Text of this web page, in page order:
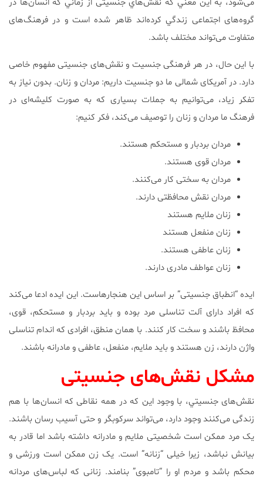
می‌شود، به اين معني که نقش‌هاي جنسیتی از زماني که انسان‌ها در
گروه‌های اجتماعی زندگي کرده‌اند ظاهر شده است و در فرهنگ‌های
متفاوت می‌تواند مختلف باشد.
با این حال، در هر فرهنگی جنسیت و نقش‌های جنسیتی مفهوم خاصی
دارد. در آمریکای شمالی ما دو جنسیت داریم: مردان و زنان. بدون نیاز به
تفکر زیاد، می‌توانیم به جملات بسیاری که به صورت کلیشه‌ای در
فرهنگ ما مردان و زنان را توصیف می‌کند، فکر کنیم:
مردان بردبار و مستحکم هستند.
مردان قوی هستند.
مردان به سختی کار می‌کنند.
مردان نقش محافظتی دارند.
زنان ملایم هستند
زنان منفعل هستند
زنان عاطفی هستند.
زنان عواطف مادری دارند.
ایده “انطباق جنسیتی” بر اساس این هنجارهاست. این ایده ادعا می‌کند
که افراد دارای آلت تناسلی مرد بوده و باید بردبار و مستحکم، قوی،
محافظ باشند و سخت کار کنند. با همان منطق، افرادی که اندام تناسلی
واژن دارند، زن هستند و باید ملایم، منفعل، عاطفی و مادرانه باشند.
مشکل نقش‌های جنسیتی
نقش‌های جنسيتي، با وجود این که در همه نقاطی که انسان‌ها با هم
زندگی می‌کنند وجود دارد، می‌تواند سرکوبگر و حتی آسیب رسان باشند.
یک مرد ممکن است شخصیتی ملایم و مادرانه داشته باشد اما قادر به
بیانش نباشد، زیرا خیلی “زنانه” است. یک زن ممکن است ورزشی و
محکم باشد و مردم او را “تامبوی” بنامند. زنانی که لباس‌های مردانه